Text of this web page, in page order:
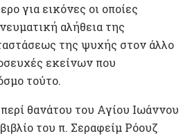
για εικόνες οι οποίες
αλήθεια της
της ψυχής στον άλλο
εκείνων που
τούτο.
θανάτου του Αγίου Ιωάννου
του π. Σεραφείμ Ρόουζ